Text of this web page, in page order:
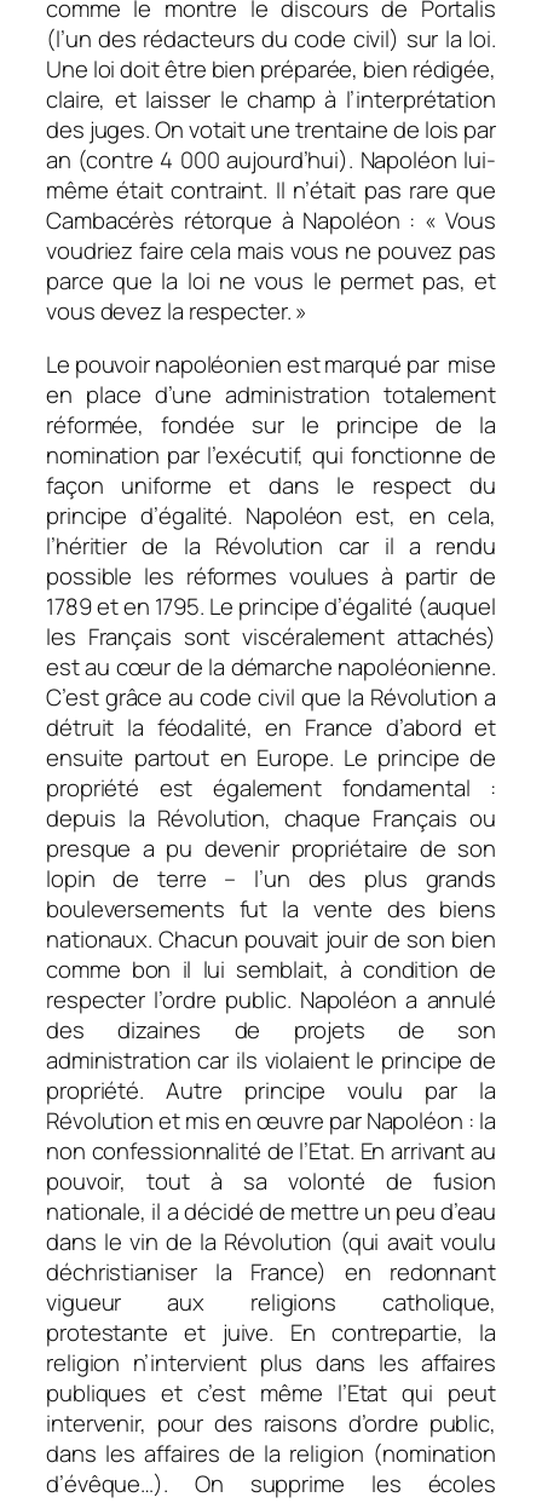
comme le montre le discours de Portalis
(l’un des rédacteurs du code civil) sur la loi.
Une loi doit être bien préparée, bien rédigée,
claire, et laisser le champ à l’interprétation
des juges. On votait une trentaine de lois par
an (contre 4 000 aujourd’hui). Napoléon lui-
même était contraint. Il n’était pas rare que
Cambacérès rétorque à Napoléon : « Vous
voudriez faire cela mais vous ne pouvez pas
parce que la loi ne vous le permet pas, et
vous devez la respecter. »
Le pouvoir napoléonien est marqué par mise
en place d’une administration totalement
réformée, fondée sur le principe de la
nomination par l’exécutif, qui fonctionne de
façon uniforme et dans le respect du
principe d’égalité. Napoléon est, en cela,
l’héritier de la Révolution car il a rendu
possible les réformes voulues à partir de
1789 et en 1795. Le principe d’égalité (auquel
les Français sont viscéralement attachés)
est au cœur de la démarche napoléonienne.
C’est grâce au code civil que la Révolution a
détruit la féodalité, en France d’abord et
ensuite partout en Europe. Le principe de
propriété est également fondamental :
depuis la Révolution, chaque Français ou
presque a pu devenir propriétaire de son
lopin de terre – l’un des plus grands
bouleversements fut la vente des biens
nationaux. Chacun pouvait jouir de son bien
comme bon il lui semblait, à condition de
respecter l’ordre public. Napoléon a annulé
des dizaines de projets de son
administration car ils violaient le principe de
propriété. Autre principe voulu par la
Révolution et mis en œuvre par Napoléon : la
non confessionnalité de l’Etat. En arrivant au
pouvoir, tout à sa volonté de fusion
nationale, il a décidé de mettre un peu d’eau
dans le vin de la Révolution (qui avait voulu
déchristianiser la France) en redonnant
vigueur aux religions catholique,
protestante et juive. En contrepartie, la
religion n’intervient plus dans les affaires
publiques et c’est même l’Etat qui peut
intervenir, pour des raisons d’ordre public,
dans les affaires de la religion (nomination
d’évêque…). On supprime les écoles